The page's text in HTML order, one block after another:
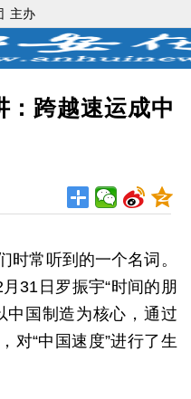
主办
：跨越速运成中
常听到的一个名词。
31日罗振宇“时间的朋
中国制造为核心，通过
对“中国速度”进行了生